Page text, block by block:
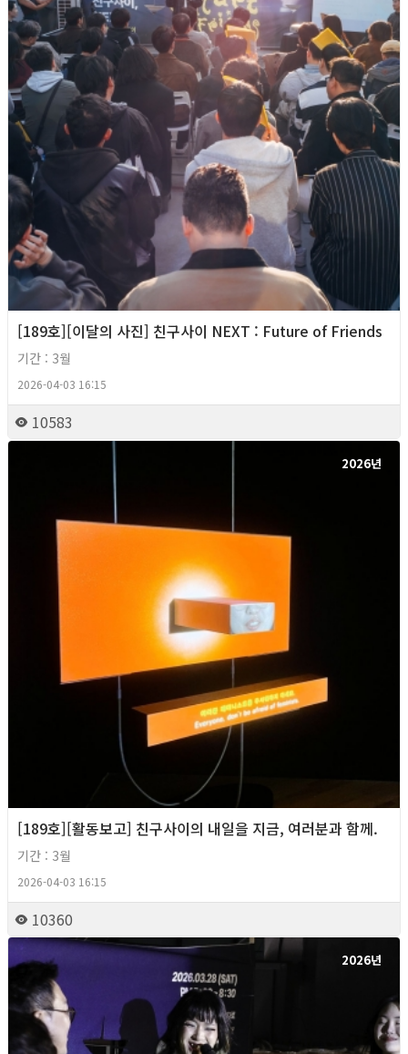
[189호][이달의 사진] 친구사이 NEXT : Future of Friends
기간 : 3월
2026-04-03 16:15
10583
2026년
[189호][활동보고] 친구사이의 내일을 지금, 여러분과 함께.
기간 : 3월
2026-04-03 16:15
10360
2026년